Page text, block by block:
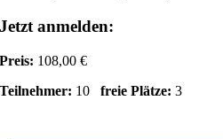
Jetzt anmelden:
Preis: 108,00 €
Teilnehmer: 10freie Plätze: 3